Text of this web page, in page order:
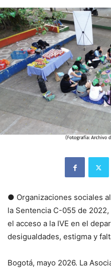
● Organizaciones sociales
la Sentencia C-055 de 2022,
el acceso a la IVE en el
desigualdades, estigma y
Bogotá, mayo 2026. La